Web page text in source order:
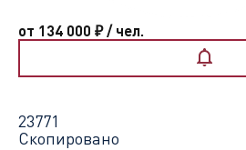
от 134 000 ₽/ чел.
23771
Скопировано